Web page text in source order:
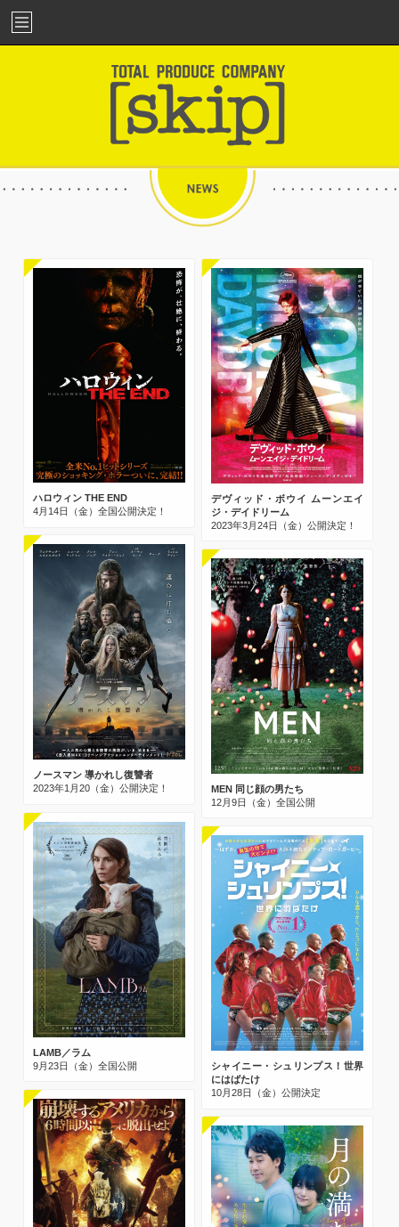
ハロウィン THE END
4月14日（金）全国公開決定！
デヴィッド・ボウイ ムーンエイ
ジ・デイドリーム
2023年3月24日（金）公開決定！
ノースマン 導かれし復讐者
2023年1月20（金）公開決定！
MEN 同じ顔の男たち
12月9日（金）全国公開
LAMB／ラム
9月23日（金）全国公開
シャイニー・シュリンプス！世界
にはばたけ
10月28日（金）公開決定